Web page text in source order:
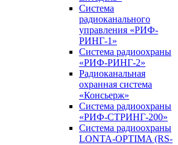
Система
радиоканального
управления «РИФ-
РИНГ-1»
Система радиоохраны
«РИФ-РИНГ-2»
Радиоканальная
охранная система
«Консьерж»
Система радиоохраны
«РИФ-СТРИНГ-200»
Система радиоохраны
LONTA-OPTIMA (RS-